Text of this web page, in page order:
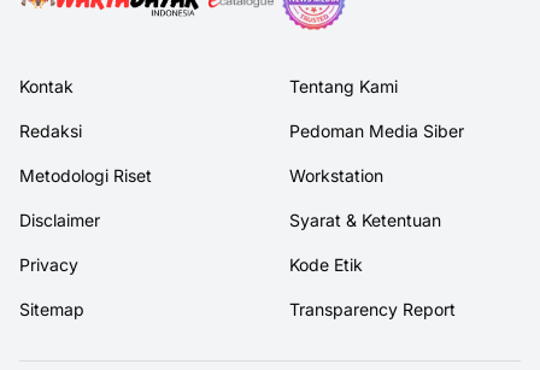
Kontak Tentang Kami
Redaksi Pedoman Media Siber
Metodologi Riset Workstation
Disclaimer Syarat & Ketentuan
Privacy Kode Etik
Sitemap Transparency Report